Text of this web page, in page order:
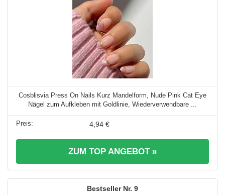
Cosblisvia Press On Nails Kurz Mandelform, Nude Pink Cat Eye
Nägel zum Aufkleben mit Goldlinie, Wiederverwendbare ...
4,94 €
ZUM TOP ANGEBOT »
9